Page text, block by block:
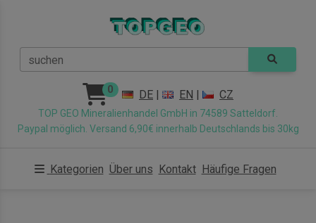
suchen
0 DE | EN | CZ
TOP GEO Mineralienhandel GmbH in 74589 Satteldorf.
Paypal möglich. Versand 6,90€ innerhalb Deutschlands bis 30kg
Kategorien Über uns Kontakt Häufige Fragen